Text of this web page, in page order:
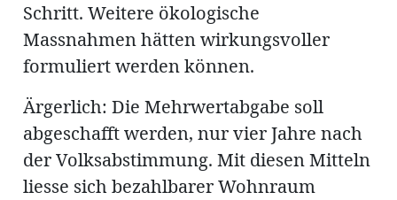
Schritt. Weitere ökologische
Massnahmen hätten wirkungsvoller
formuliert werden können.
Ärgerlich: Die Mehrwertabgabe soll
abgeschafft werden, nur vier Jahre nach
der Volksabstimmung. Mit diesen Mitteln
liesse sich bezahlbarer Wohnraum